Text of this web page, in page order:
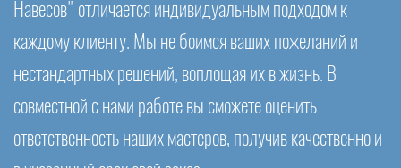
Навесов" отличается индивидуальным подходом к
каждому клиенту. Мы не боимся ваших пожеланий и
нестандартных решений, воплощая их в жизнь. В
совместной с нами работе вы сможете оценить
ответственность наших мастеров, получив качественно и